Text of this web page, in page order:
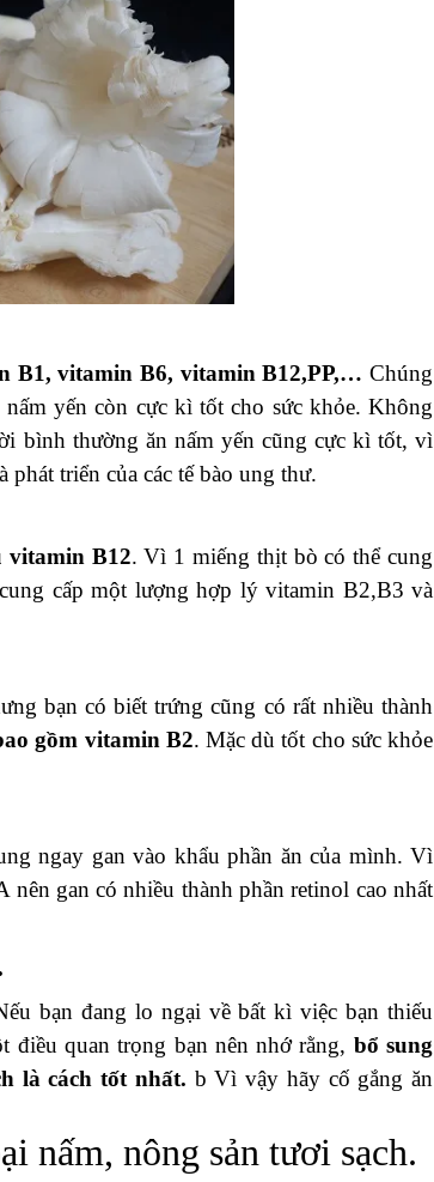
B1, vitamin B6, vitamin B12,PP,… Chúng
yến còn cực kì tốt cho sức khỏe. Không
bình thường ăn nấm yến cũng cực kì tốt, vì
phát triển của các tế bào ung thư.
vitamin B12. Vì 1 miếng thịt bò có thể cung
cấp một lượng hợp lý vitamin B2,B3 và
bạn có biết trứng cũng có rất nhiều thành
gồm vitamin B2. Mặc dù tốt cho sức khỏe
ngay gan vào khẩu phần ăn của mình. Vì
gan có nhiều thành phần retinol cao nhất
bạn đang lo ngại về bất kì việc bạn thiếu
quan trọng bạn nên nhớ rằng, bổ sung
là cách tốt nhất. b Vì vậy hãy cố gắng ăn
nấm, nông sản tươi sạch.